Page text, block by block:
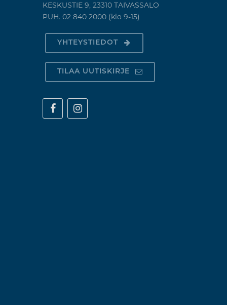
KESKUSTIE 9, 23310 TAIVASSALO
PUH. 02 840 2000 (klo 9-15)
YHTEYSTIEDOT
TILAA UUTISKIRJE